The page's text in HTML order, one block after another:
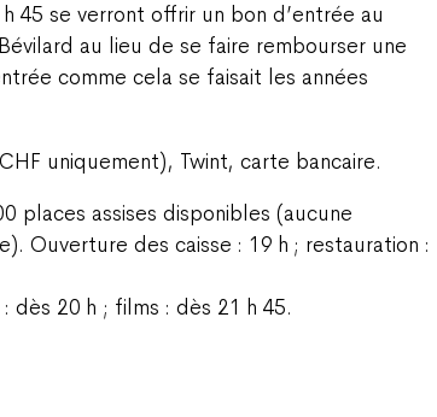
45 se verront offrir un bon d’entrée au
au lieu de se faire rembourser une
comme cela se faisait les années
uniquement), Twint, carte bancaire.
places assises disponibles (aucune
Ouverture des caisse : 19 h ; restauration :
dès 20 h ; films : dès 21 h 45.